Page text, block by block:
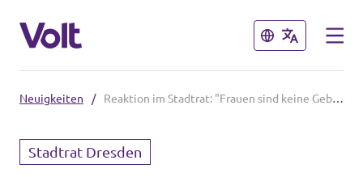
Schließen
Volt Sachsen
Schließen
Neuigkeiten / Reaktion im Stadtrat: "Frauen sind keine Gebärmaschinen!"
Stadtrat Dresden